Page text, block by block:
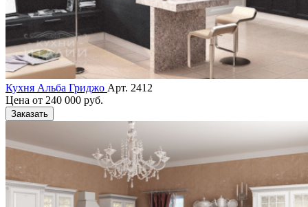
Кухня Альба Гриджо Арт. 2412
Цена от 240 000 руб.
Заказать